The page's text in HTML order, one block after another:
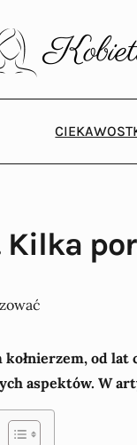
Kilka
od lat
aspektów. W